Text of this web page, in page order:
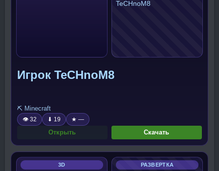
Игрок TeCHnoM8
⛏️ Minecraft
👁 32 ⬇ 19 ★ —
Открыть Скачать
3D РАЗВЕРТКА